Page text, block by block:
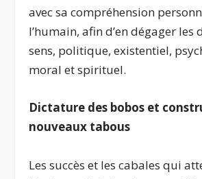
avec sa compréhension
l’humain, afin d’en dégager les
sens, politique, existentiel,
moral et spirituel.
Dictature des bobos et
nouveaux tabous
Les succès et les cabales qui